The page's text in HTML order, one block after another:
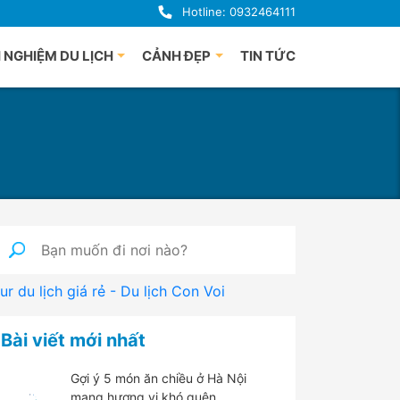
Hotline: 0932464111
Ngãi
Trang
Định
Thiết
NGHIỆM DU LỊCH CẢNH ĐẸP TIN TỨC
du lịch giá rẻ - Du lịch Con Voi
Bài viết mới nhất
Gợi ý 5 món ăn chiều ở Hà Nội
mang hương vị khó quên